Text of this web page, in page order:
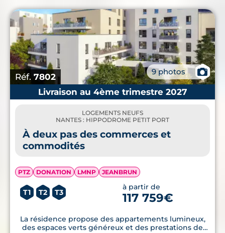
Réf. 7802 9 photos
📷
Livraison au 4ème trimestre 2027
LOGEMENTS NEUFS
NANTES : HIPPODROME PETIT PORT
À deux pas des commerces et
commodités
PTZ DONATION LMNP JEANBRUN
T1 T2 T3
à partir de
117 759€
La résidence propose des appartements lumineux,
des espaces verts généreux et des prestations de